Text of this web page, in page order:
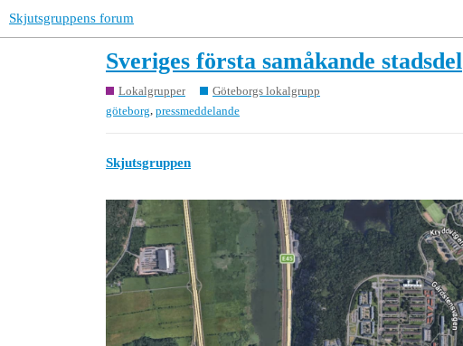
Skjutsgruppens forum
Sveriges första samåkande stadsdel
Lokalgrupper
Göteborgs lokalgrupp
göteborg pressmeddelande
Skjutsgruppen